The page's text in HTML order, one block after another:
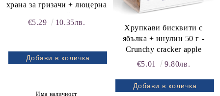
храна за гризачи + люцерна
и тимотейка
€5.29
10.35лв.
Има наличност
Хрупкави бисквити с
ябълка + инулин 50 г -
Crunchy cracker apple
€5.01
9.80лв.